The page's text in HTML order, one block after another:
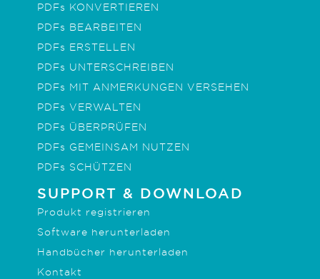
PDFs KONVERTIEREN
PDFs BEARBEITEN
PDFs ERSTELLEN
PDFs UNTERSCHREIBEN
PDFs MIT ANMERKUNGEN VERSEHEN
PDFs VERWALTEN
PDFs ÜBERPRÜFEN
PDFs GEMEINSAM NUTZEN
PDFs SCHÜTZEN
SUPPORT & DOWNLOAD
Produkt registrieren
Software herunterladen
Handbücher herunterladen
Kontakt